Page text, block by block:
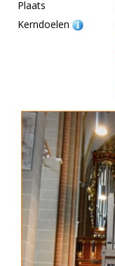
Plaats
Kerndoelen